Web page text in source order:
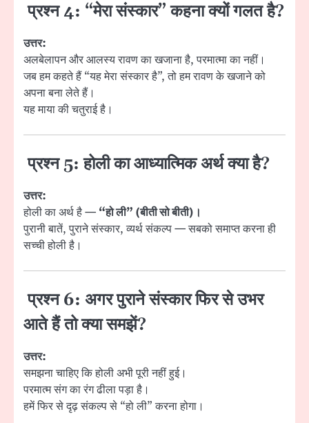
प्रश्न 4: “मेरा संस्कार” कहना क्यों गलत है?
उत्तर:
अलबेलापन और आलस्य रावण का खजाना है, परमात्मा का नहीं।
जब हम कहते हैं “यह मेरा संस्कार है”, तो हम रावण के खजाने को
अपना बना लेते हैं।
यह माया की चतुराई है।
प्रश्न 5: होली का आध्यात्मिक अर्थ क्या है?
उत्तर:
होली का अर्थ है — “हो ली” (बीती सो बीती)।
पुरानी बातें, पुराने संस्कार, व्यर्थ संकल्प — सबको समाप्त करना ही
सच्ची होली है।
प्रश्न 6: अगर पुराने संस्कार फिर से उभर
आते हैं तो क्या समझें?
उत्तर:
समझना चाहिए कि होली अभी पूरी नहीं हुई।
परमात्म संग का रंग ढीला पड़ा है।
हमें फिर से दृढ़ संकल्प से “हो ली” करना होगा।